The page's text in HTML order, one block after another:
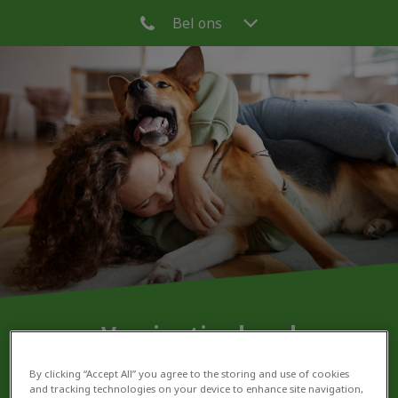
Bel ons
Vaccinaties hond
By clicking “Accept All” you agree to the storing and use of cookies
and tracking technologies on your device to enhance site navigation,